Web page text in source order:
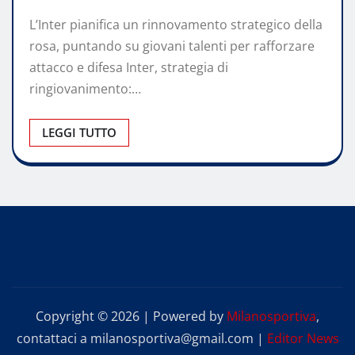
L’Inter pianifica un rinnovamento strategico della
rosa, puntando su giovani talenti per rafforzare
attacco e difesa Inter, strategia di
ringiovanimento:…
LEGGI TUTTO
Copyright © 2026 | Powered by Milanosportiva,
contattaci a milanosportiva@gmail.com | Editor News